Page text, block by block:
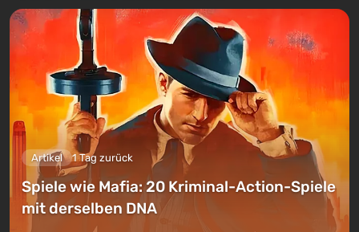
Artikel 1 Tag zurück
Spiele wie Mafia: 20 Kriminal-Action-Spiele
mit derselben DNA